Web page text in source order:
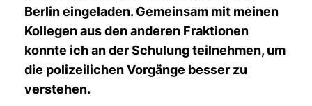
Berlin eingeladen. Gemeinsam mit meinen
Kollegen aus den anderen Fraktionen
konnte ich an der Schulung teilnehmen, um
die polizeilichen Vorgänge besser zu
verstehen.